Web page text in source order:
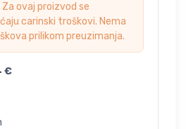
Za ovaj proizvod se
carinski troškovi. Nema
prilikom preuzimanja.
€